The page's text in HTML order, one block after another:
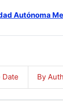
Autónoma
Date By